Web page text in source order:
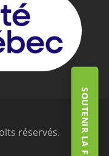
réservés.